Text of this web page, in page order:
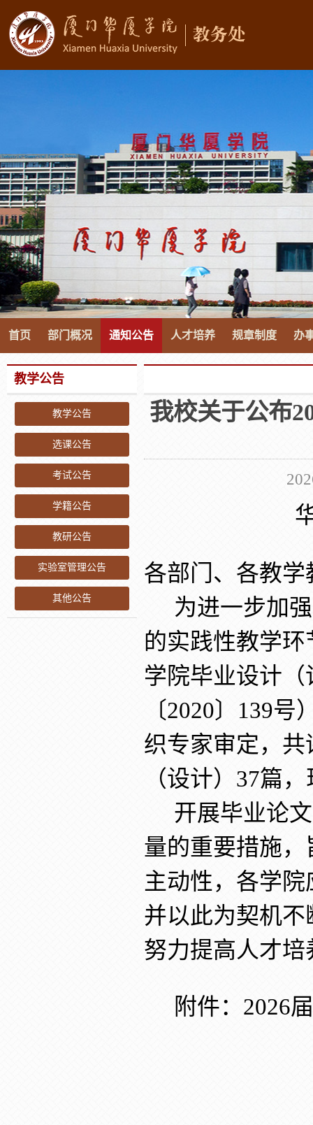
首页 部门概况 通知公告 人才培养 规章制度 办
教学公告
教学公告
选课公告
考试公告
学籍公告
教研公告
实验室管理公告
其他公告
我校关于公布
各部门、各教学
为进一步加
的实践性教学
学院毕业设计
〔2020〕139号
织专家审定，共
（设计） 37篇
开展毕业论
量的重要措施
主动性，各学
并以此为契机
努力提高人才培
附件： 2026